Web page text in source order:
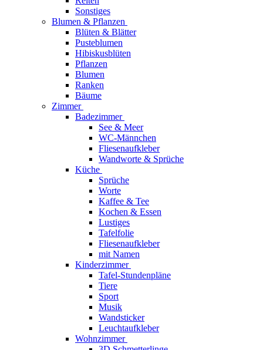
Sonstiges
Blumen & Pflanzen
Blüten & Blätter
Pusteblumen
Hibiskusblüten
Pflanzen
Blumen
Ranken
Bäume
Zimmer
Badezimmer
See & Meer
WC-Männchen
Fliesenaufkleber
Wandworte & Sprüche
Küche
Sprüche
Worte
Kaffee & Tee
Kochen & Essen
Lustiges
Tafelfolie
Fliesenaufkleber
mit Namen
Kinderzimmer
Tafel-Stundenpläne
Tiere
Sport
Musik
Wandsticker
Leuchtaufkleber
Wohnzimmer